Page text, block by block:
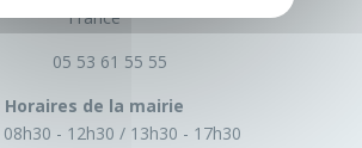
France
05 53 61 55 55
Horaires de la mairie
08h30 - 12h30
13h30 - 17h30